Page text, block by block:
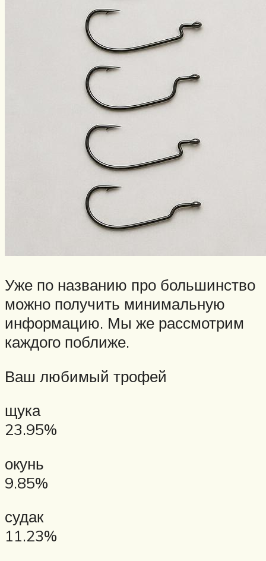
Уже по названию про большинство
можно получить минимальную
информацию. Мы же рассмотрим
каждого поближе.
Ваш любимый трофей
щука
23.95%
окунь
9.85%
судак
11.23%